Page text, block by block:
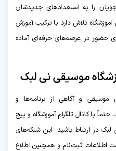
را به استعدادهای جدیدشان
تلاش دارد با ترکیب آموزش
حضور در عرصه‌های حرفه‌ای آماده
موسیقی نی لبک
موسیقی و آگاهی از برنامه‌ها و
با کانال تلگرام آموزشگاه و پیج
لبک در ارتباط باشید. این شبکه‌های
اطلاعات ثبت‌نام و همچنین اطلاع